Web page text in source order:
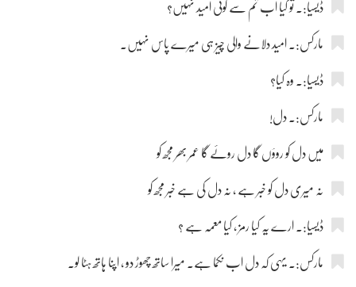
ڈیسیا:۔ تو کیا اب تم سے کوئی امید نہیں؟
مارکس:۔ امید دلانے والی چیز ہی میرے پاس نہیں۔
ڈیسیا:۔ وہ کیا؟
مارکس:۔ دل!
میں دل کو روؤں گا دل روئے گا عمر بھر مجھ کو
نہ میری دل کو خبر ہے ، نہ دل کی ہے خبر مجھ کو
ڈیسیا:۔ ارے یہ کیا رمز ، کیا معمہ ہے ؟
مارکس:۔ یہی کہ دل اب نکما ہے۔ میرا ساتھ چھوڑ دو ، اپنا ہاتھ ہٹا لو۔